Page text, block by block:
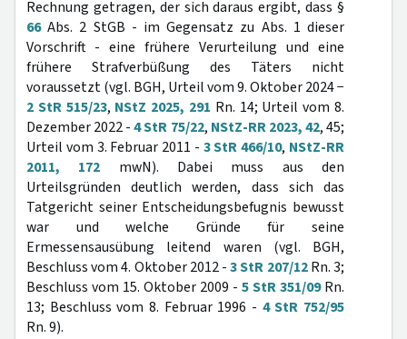
Rechnung getragen, der sich daraus ergibt, dass §
66Abs. 2 StGB - im Gegensatz zu Abs. 1 dieser
Vorschrift - eine frühere Verurteilung und eine
frühere Strafverbüßung des Täters nicht
voraussetzt (vgl. BGH, Urteil vom 9. Oktober 2024 −
2 StR 515/23, NStZ 2025, 291 Rn. 14; Urteil vom 8.
Dezember 2022 -4 StR 75/22, NStZ-RR 2023, 42, 45;
Urteil vom 3. Februar 2011 - 3 StR 466/10, NStZ-RR
2011, 172 mwN). Dabei muss aus den
Urteilsgründen deutlich werden, dass sich das
Tatgericht seiner Entscheidungsbefugnis bewusst
war und welche Gründe für seine
Ermessensausübung leitend waren (vgl. BGH,
Beschluss vom 4. Oktober 2012 -3 StR 207/12Rn. 3;
Beschluss vom 15. Oktober 2009 - 5 StR 351/09Rn.
13; Beschluss vom 8. Februar 1996 - 4 StR 752/95
Rn. 9).